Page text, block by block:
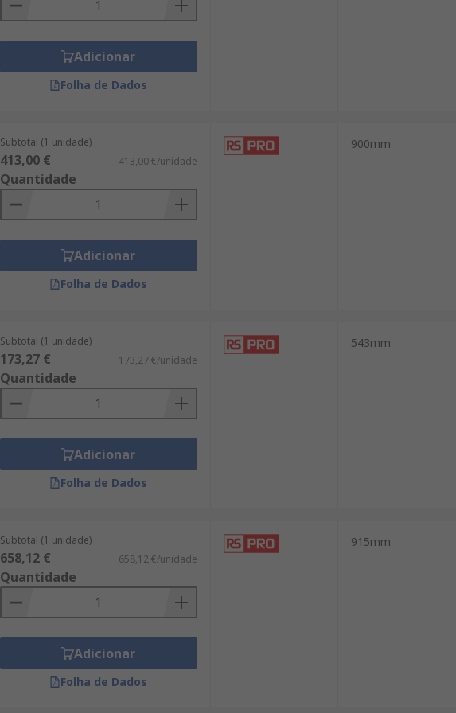
Adicionar
Folha de Dados
Subtotal (1 unidade)
413,00 € 413,00 €/unidade
Quantidade
Adicionar
Folha de Dados
900mm
Subtotal (1 unidade)
173,27 € 173,27 €/unidade
Quantidade
Adicionar
Folha de Dados
543mm
Subtotal (1 unidade)
658,12 € 658,12 €/unidade
Quantidade
Adicionar
Folha de Dados
915mm